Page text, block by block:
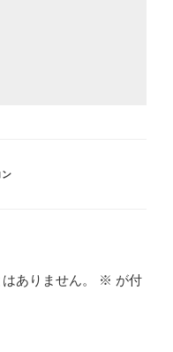
ありません。 ※ が付